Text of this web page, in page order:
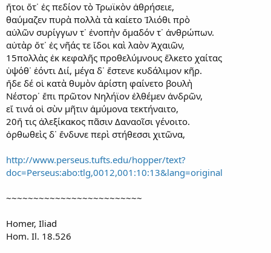
ἤτοι ὅτ᾽ ἐς πεδίον τὸ Τρωϊκὸν ἀθρήσειε,
θαύμαζεν πυρὰ πολλὰ τὰ καίετο Ἰλιόθι πρὸ
αὐλῶν συρίγγων τ᾽ ἐνοπὴν ὅμαδόν τ᾽ ἀνθρώπων.
αὐτὰρ ὅτ᾽ ἐς νῆάς τε ἴδοι καὶ λαὸν Ἀχαιῶν,
15πολλὰς ἐκ κεφαλῆς προθελύμνους ἕλκετο χαίτας
ὑψόθ᾽ ἐόντι Διί, μέγα δ᾽ ἔστενε κυδάλιμον κῆρ.
ἥδε δέ οἱ κατὰ θυμὸν ἀρίστη φαίνετο βουλὴ
Νέστορ᾽ ἔπι πρῶτον Νηλήϊον ἐλθέμεν ἀνδρῶν,
εἴ τινά οἱ σὺν μῆτιν ἀμύμονα τεκτήναιτο,
20ἥ τις ἀλεξίκακος πᾶσιν Δαναοῖσι γένοιτο.
ὀρθωθεὶς δ᾽ ἔνδυνε περὶ στήθεσσι χιτῶνα,
http://www.perseus.tufts.edu/hopper/text?
doc=Perseus:abo:tlg,0012,001:10:13&lang=original
~~~~~~~~~~~~~~~~~~~~~~~~~
Homer, Iliad
Hom. Il. 18.526